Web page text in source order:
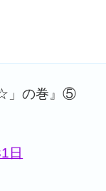
☆」の巻』⑤
日